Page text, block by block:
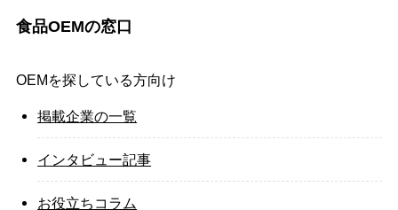
食品OEMの窓口
OEMを探している方向け
掲載企業の一覧
インタビュー記事
お役立ちコラム